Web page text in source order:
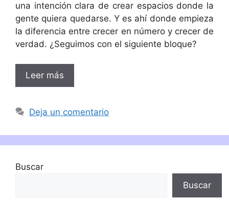
una intención clara de crear espacios donde la
gente quiera quedarse. Y es ahí donde empieza
la diferencia entre crecer en número y crecer de
verdad. ¿Seguimos con el siguiente bloque?
Leer más
Deja un comentario
Buscar
Buscar